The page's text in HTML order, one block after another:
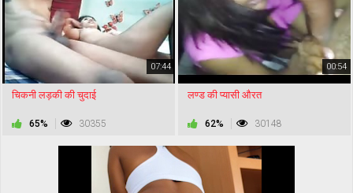
07:44
चिकनी लड़की की चुदाई
65% 30355
00:54
लण्ड की प्यासी औरत
62% 30148